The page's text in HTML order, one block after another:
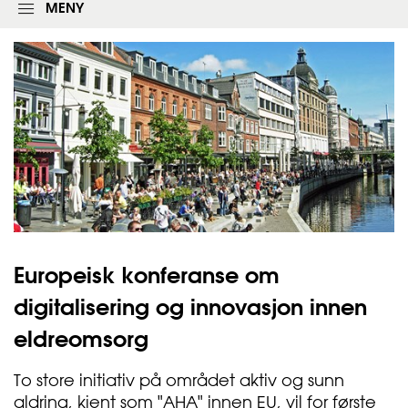
i
n
g
s
s
k
j
e
m
a
e
MENY
Europeisk konferanse om
digitalisering og innovasjon innen
eldreomsorg
To store initiativ på området aktiv og sunn
aldring, kjent som "AHA" innen EU, vil for første